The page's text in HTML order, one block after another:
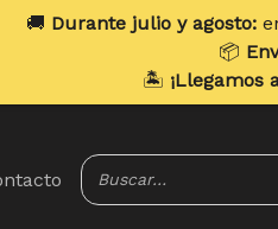
y agosto:envíos locales y
Envío gratuitoen
¡Llegamos a más hogares!